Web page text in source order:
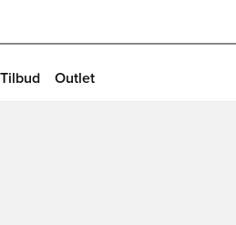
Tilbud Outlet